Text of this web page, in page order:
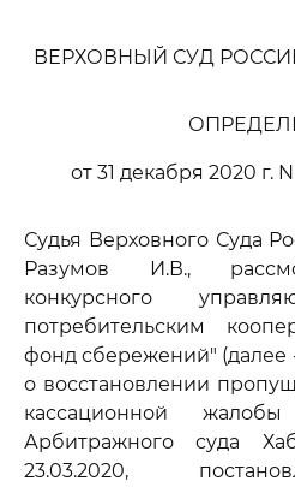
ВЕРХОВНЫЙ СУД
от 31 декабря 2020 г.
Судья Верховного Суда
Разумов И.В.,
конкурсного
потребительским
фонд сбережений" (далее
о восстановлении
кассационной
Арбитражного суда
23.03.2020,